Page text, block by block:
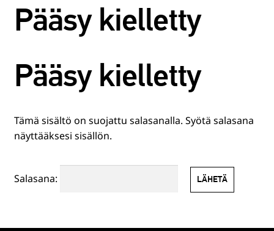
OPISKELIJOILLE
SUMMER SCHOOL
HENKILÖSTÖLLE
MUUT TUOTTEET
Pääsy kielletty
Pääsy kielletty
Tämä sisältö on suojattu salasanalla. Syötä salasana
näyttääksesi sisällön.
Salasana: